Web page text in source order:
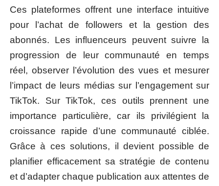
Ces plateformes offrent une interface intuitive
pour l’achat de followers et la gestion des
abonnés. Les influenceurs peuvent suivre la
progression de leur communauté en temps
réel, observer l’évolution des vues et mesurer
l’impact de leurs médias sur l’engagement sur
TikTok. Sur TikTok, ces outils prennent une
importance particulière, car ils privilégient la
croissance rapide d’une communauté ciblée.
Grâce à ces solutions, il devient possible de
planifier efficacement sa stratégie de contenu
et d’adapter chaque publication aux attentes de